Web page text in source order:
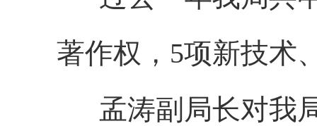
著作权，5项新技术
孟涛副局长对我局